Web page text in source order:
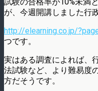
が、今週開講しました行
http://elearning.co.jp/
つです。
実はある調査によれば、
法試験など、より難易度
方だそうです。